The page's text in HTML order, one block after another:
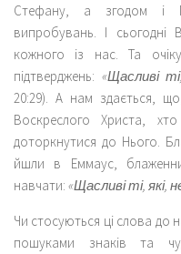
Стефану, а згодом і
випробувань. І сьогодні
кожного із нас. Та
підтверджень: «Щасливі
20:29). А нам здається,
Воскреслого Христа,
доторкнутися до Нього.
йшли в Еммаус,
навчати: «Щасливі ті, які,
Чи стосуються ці слова до
пошуками знаків та